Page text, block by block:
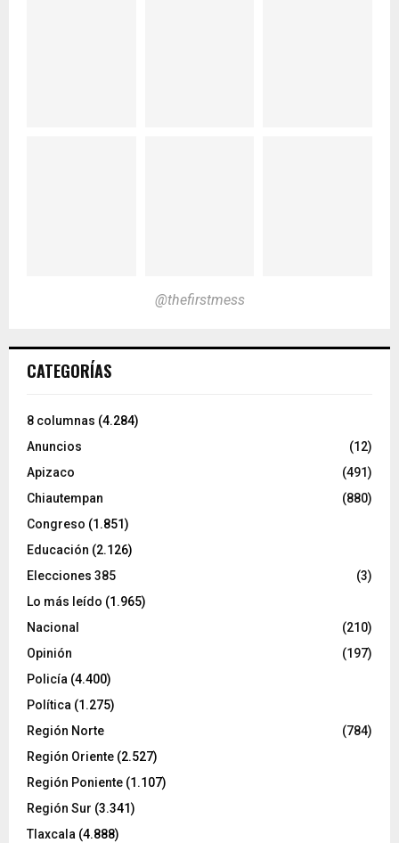
@thefirstmess
CATEGORÍAS
8 columnas (4.284)
Anuncios
(12)
Apizaco
(491)
Chiautempan
(880)
Congreso (1.851)
Educación (2.126)
Elecciones 385
(3)
Lo más leído (1.965)
Nacional
(210)
Opinión
(197)
Policía (4.400)
Política (1.275)
Región Norte
(784)
Región Oriente (2.527)
Región Poniente (1.107)
Región Sur (3.341)
Tlaxcala (4.888)